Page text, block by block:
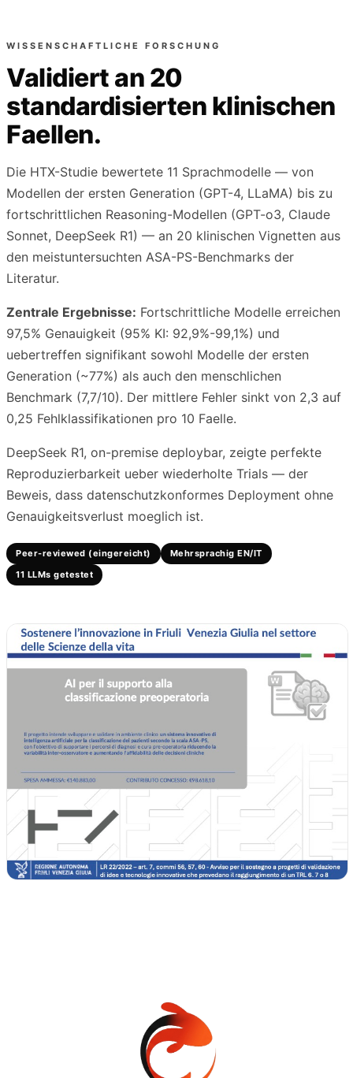
WISSENSCHAFTLICHE FORSCHUNG
Validiert an 20
standardisierten klinischen
Faellen.
Die HTX-Studie bewertete 11 Sprachmodelle — von
Modellen der ersten Generation (GPT-4, LLaMA) bis zu
fortschrittlichen Reasoning-Modellen (GPT-o3, Claude
Sonnet, DeepSeek R1) — an 20 klinischen Vignetten aus
den meistuntersuchten ASA-PS-Benchmarks der
Literatur.
Zentrale Ergebnisse: Fortschrittliche Modelle erreichen
97,5% Genauigkeit (95% KI: 92,9%-99,1%) und
uebertreffen signifikant sowohl Modelle der ersten
Generation (~77%) als auch den menschlichen
Benchmark (7,7/10). Der mittlere Fehler sinkt von 2,3 auf
0,25 Fehlklassifikationen pro 10 Faelle.
DeepSeek R1, on-premise deploybar, zeigte perfekte
Reproduzierbarkeit ueber wiederholte Trials — der
Beweis, dass datenschutzkonformes Deployment ohne
Genauigkeitsverlust moeglich ist.
Peer-reviewed (eingereicht)
Mehrsprachig EN/IT
11 LLMs getestet